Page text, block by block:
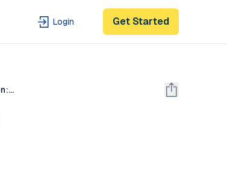
Login Get Started
The Wild Project #328 - Operador Nuclear | Toda la VERDAD sobre el Gran Apagón: Culpables y Solución